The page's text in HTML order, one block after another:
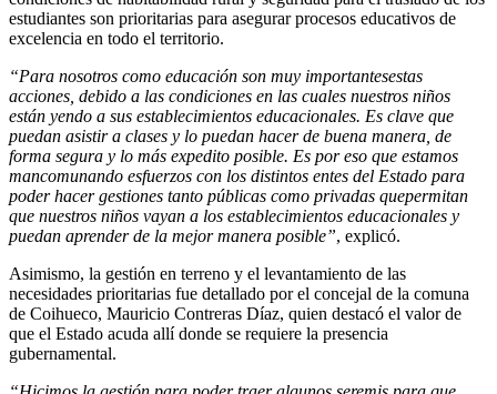
estudiantes son prioritarias para asegurar procesos educativos de
excelencia en todo el territorio.
“Para nosotros como educación son muy importantesestas
acciones, debido a las condiciones en las cuales nuestros niños
están yendo a sus establecimientos educacionales. Es clave que
puedan asistir a clases y lo puedan hacer de buena manera, de
forma segura y lo más expedito posible. Es por eso que estamos
mancomunando esfuerzos con los distintos entes del Estado para
poder hacer gestiones tanto públicas como privadas quepermitan
que nuestros niños vayan a los establecimientos educacionales y
puedan aprender de la mejor manera posible”, explicó.
Asimismo, la gestión en terreno y el levantamiento de las
necesidades prioritarias fue detallado por el concejal de la comuna
de Coihueco, Mauricio Contreras Díaz, quien destacó el valor de
que el Estado acuda allí donde se requiere la presencia
gubernamental.